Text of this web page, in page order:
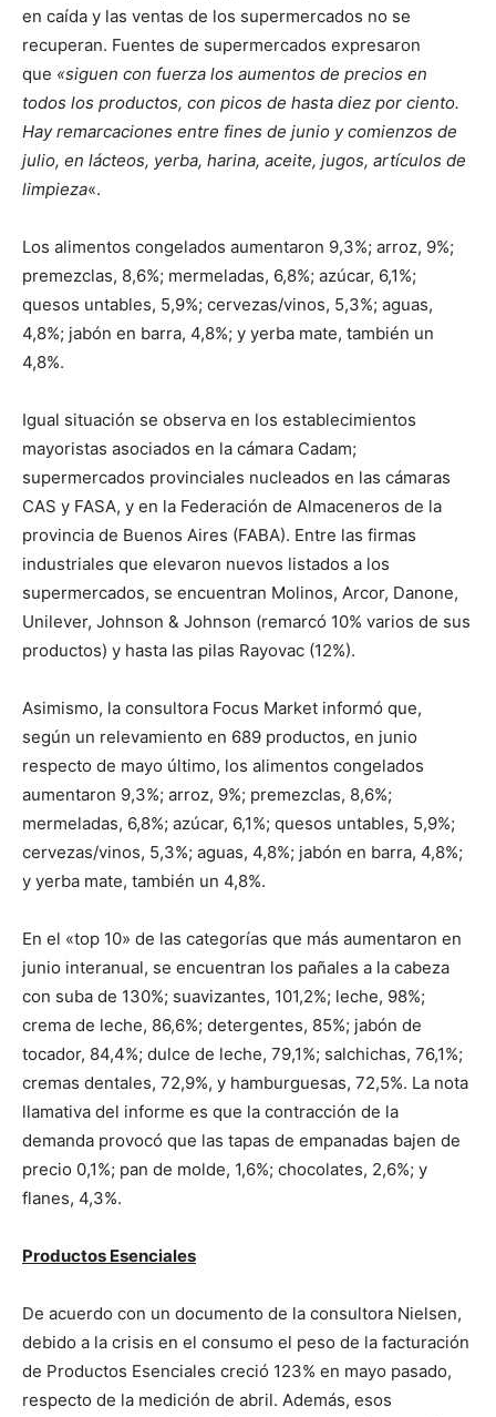
en caída y las ventas de los supermercados no se
recuperan. Fuentes de supermercados expresaron
que «siguen con fuerza los aumentos de precios en
todos los productos, con picos de hasta diez por ciento.
Hay remarcaciones entre fines de junio y comienzos de
julio, en lácteos, yerba, harina, aceite, jugos, artículos de
limpieza«.
Los alimentos congelados aumentaron 9,3%; arroz, 9%;
premezclas, 8,6%; mermeladas, 6,8%; azúcar, 6,1%;
quesos untables, 5,9%; cervezas/vinos, 5,3%; aguas,
4,8%; jabón en barra, 4,8%; y yerba mate, también un
4,8%.
Igual situación se observa en los establecimientos
mayoristas asociados en la cámara Cadam;
supermercados provinciales nucleados en las cámaras
CAS y FASA, y en la Federación de Almaceneros de la
provincia de Buenos Aires (FABA). Entre las firmas
industriales que elevaron nuevos listados a los
supermercados, se encuentran Molinos, Arcor, Danone,
Unilever, Johnson & Johnson (remarcó 10% varios de sus
productos) y hasta las pilas Rayovac (12%).
Asimismo, la consultora Focus Market informó que,
según un relevamiento en 689 productos, en junio
respecto de mayo último, los alimentos congelados
aumentaron 9,3%; arroz, 9%; premezclas, 8,6%;
mermeladas, 6,8%; azúcar, 6,1%; quesos untables, 5,9%;
cervezas/vinos, 5,3%; aguas, 4,8%; jabón en barra, 4,8%;
y yerba mate, también un 4,8%.
En el «top 10» de las categorías que más aumentaron en
junio interanual, se encuentran los pañales a la cabeza
con suba de 130%; suavizantes, 101,2%; leche, 98%;
crema de leche, 86,6%; detergentes, 85%; jabón de
tocador, 84,4%; dulce de leche, 79,1%; salchichas, 76,1%;
cremas dentales, 72,9%, y hamburguesas, 72,5%. La nota
llamativa del informe es que la contracción de la
demanda provocó que las tapas de empanadas bajen de
precio 0,1%; pan de molde, 1,6%; chocolates, 2,6%; y
flanes, 4,3%.
Productos Esenciales
De acuerdo con un documento de la consultora Nielsen,
debido a la crisis en el consumo el peso de la facturación
de Productos Esenciales creció 123% en mayo pasado,
respecto de la medición de abril. Además, esos